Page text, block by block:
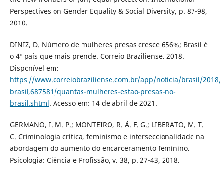
Perspectives on Gender Equality & Social Diversity, p. 87-98,
2010.
DINIZ, D. Número de mulheres presas cresce 656%; Brasil é
o 4º país que mais prende. Correio Braziliense. 2018.
Disponível em:
https://www.correiobraziliense.com.br/app/noticia/brasil/
brasil,687581/quantas-mulheres-estao-presas-no-
brasil.shtml. Acesso em: 14 de abril de 2021.
GERMANO, I. M. P.; MONTEIRO, R. Á. F. G.; LIBERATO, M. T.
C. Criminologia crítica, feminismo e interseccionalidade na
abordagem do aumento do encarceramento feminino.
Psicologia: Ciência e Profissão, v. 38, p. 27-43, 2018.